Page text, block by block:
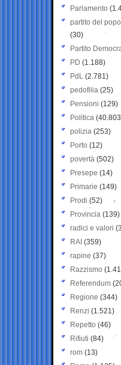
Parlamento
partito del
(30)
Partito
PD (1.188)
PdL (2.781)
pedofilia (25)
Pensioni (129)
Politica
polizia (253)
Porto (12)
povertà (502)
Presepe (14)
Primarie (149)
Prodi (52)
Provincia (139)
radici e valori
RAI (359)
rapine (37)
Razzismo
Referendum
Regione (344)
Renzi (1.521)
Repetto (46)
Rifiuti (84)
rom (13)